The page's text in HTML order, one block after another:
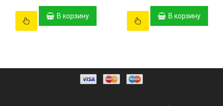
В корзину В корзину